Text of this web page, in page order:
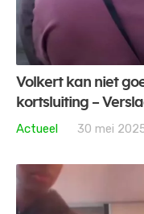
Volkert kan niet
kortsluiting –
Actueel
30 mei